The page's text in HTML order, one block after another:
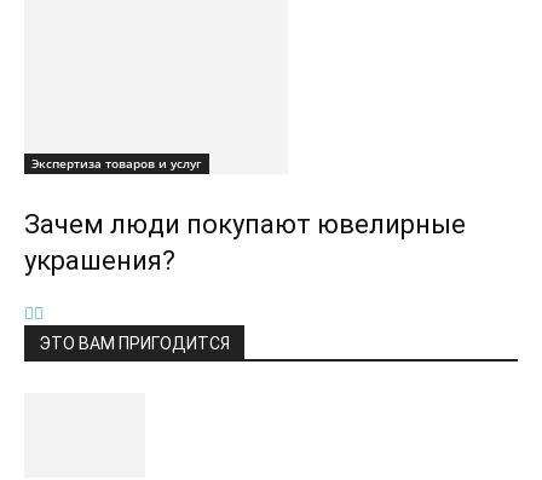
Экспертиза товаров и услуг
Зачем люди покупают ювелирные
украшения?
ЭТО ВАМ ПРИГОДИТСЯ